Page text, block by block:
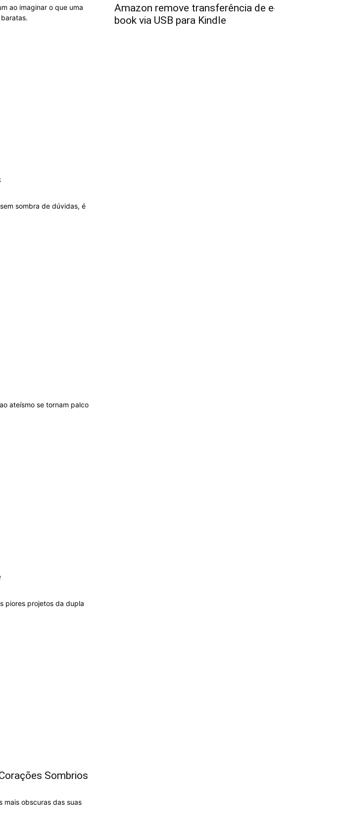
ao imaginar o que uma
sombra de dúvidas, é
ateísmo se tornam palco
piores projetos da dupla
Sombrios
mais obscuras das suas
Amazon remove transferência de e-
book via USB para Kindle